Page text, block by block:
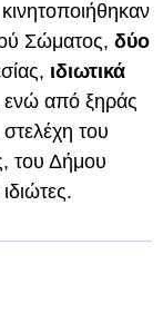
Σώματος, δύο
ιδιωτικά
ενώ από ξηράς
του
του Δήμου